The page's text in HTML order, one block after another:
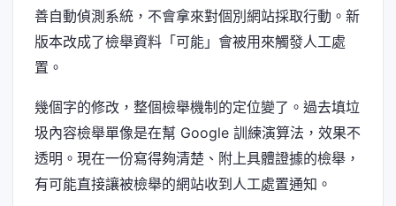
善自動偵測系統，不會拿來對個別網站採取行動。新
版本改成了檢舉資料「可能」會被用來觸發人工處
置。
幾個字的修改，整個檢舉機制的定位變了。過去填垃
圾內容檢舉單像是在幫 Google 訓練演算法，效果不
透明。現在一份寫得夠清楚、附上具體證據的檢舉，
有可能直接讓被檢舉的網站收到人工處置通知。